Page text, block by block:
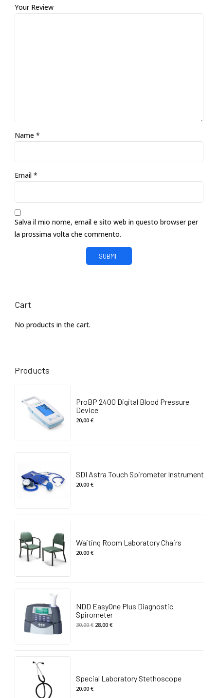
Your Review
Name *
Email *
Salva il mio nome, email e sito web in questo browser per
la prossima volta che commento.
Cart
No products in the cart.
Products
ProBP 2400 Digital Blood Pressure
Device
20,00€
SDI Astra Touch Spirometer Instrument
20,00€
Waiting Room Laboratory Chairs
20,00€
NDD EasyOne Plus Diagnostic
Spirometer
30,00€ Il
28,00€Il
Special Laboratory Stethoscope
20,00€